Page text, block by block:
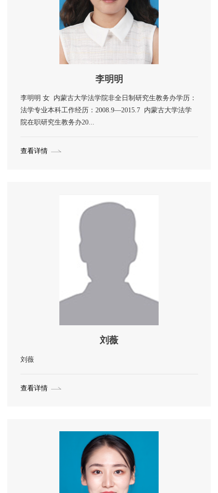
李明明
李明明 女 内蒙古大学法学院非全日制研究生教务办学历：
法学专业本科工作经历：2008.9—2015.7 内蒙古大学法学
院在职研究生教务办20...
查看详情
刘薇
刘薇
查看详情